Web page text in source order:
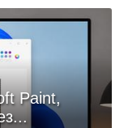
Paint,